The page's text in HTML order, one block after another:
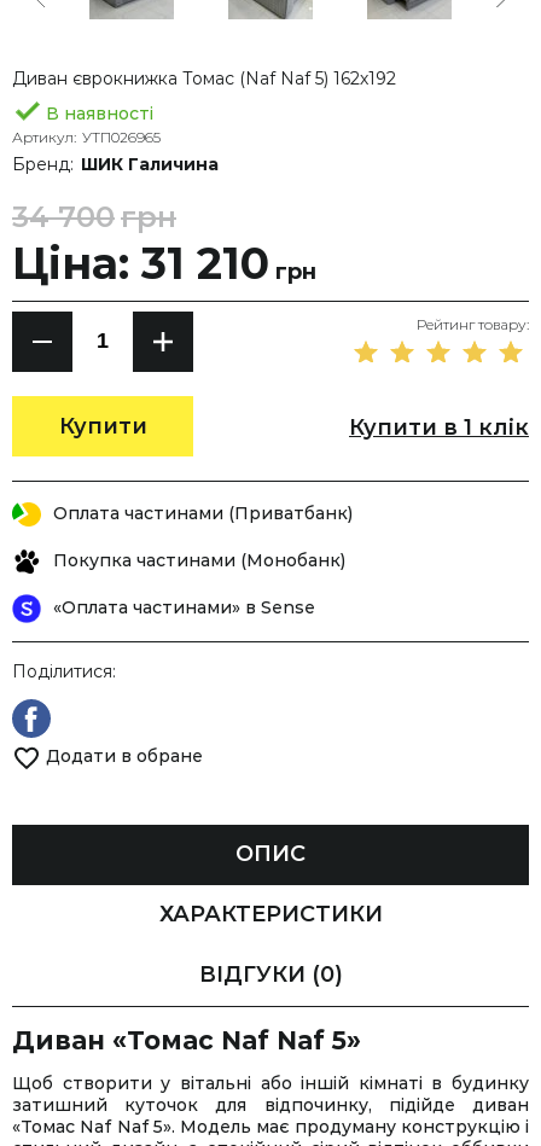
Диван єврокнижка Томас (Naf Naf 5) 162х192
В наявності
Артикул: УТП026965
Бренд: ШИК Галичина
34 700грн
Ціна: 31 210 грн
Купити
Рейтинг товару:
Купити в 1 клік
Оплата частинами (Приватбанк)
Покупка частинами (Монобанк)
«Оплата частинами» в Sense
Поділитися:
Додати в обране
ОПИС
ХАРАКТЕРИСТИКИ
ВІДГУКИ (0)
Диван «Томас Naf Naf 5»
Щоб створити у вітальні або іншій кімнаті в будинку
затишний куточок для відпочинку, підійде диван
«Томас Naf Naf 5». Модель має продуману конструкцію і